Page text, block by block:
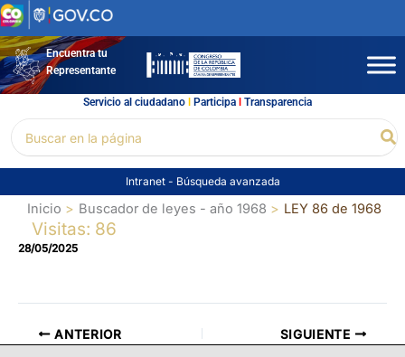
Ir
al
contenidoEncuentra tu
Representante
Servicio al ciudadano l Participal Transparencia
por:
Intranet - Búsqueda avanzada
Inicio Buscador de leyes - año 1968 LEY 86 de 1968
Visitas: 86
28/05/2025
ANTERIOR SIGUIENTE